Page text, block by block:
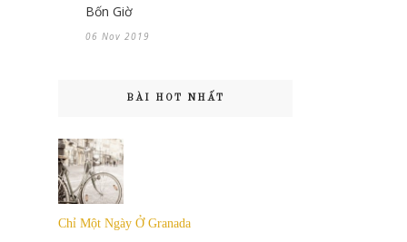
Bốn Giờ
06 Nov 2019
BÀI HOT NHẤT
Chỉ Một Ngày Ở Granada